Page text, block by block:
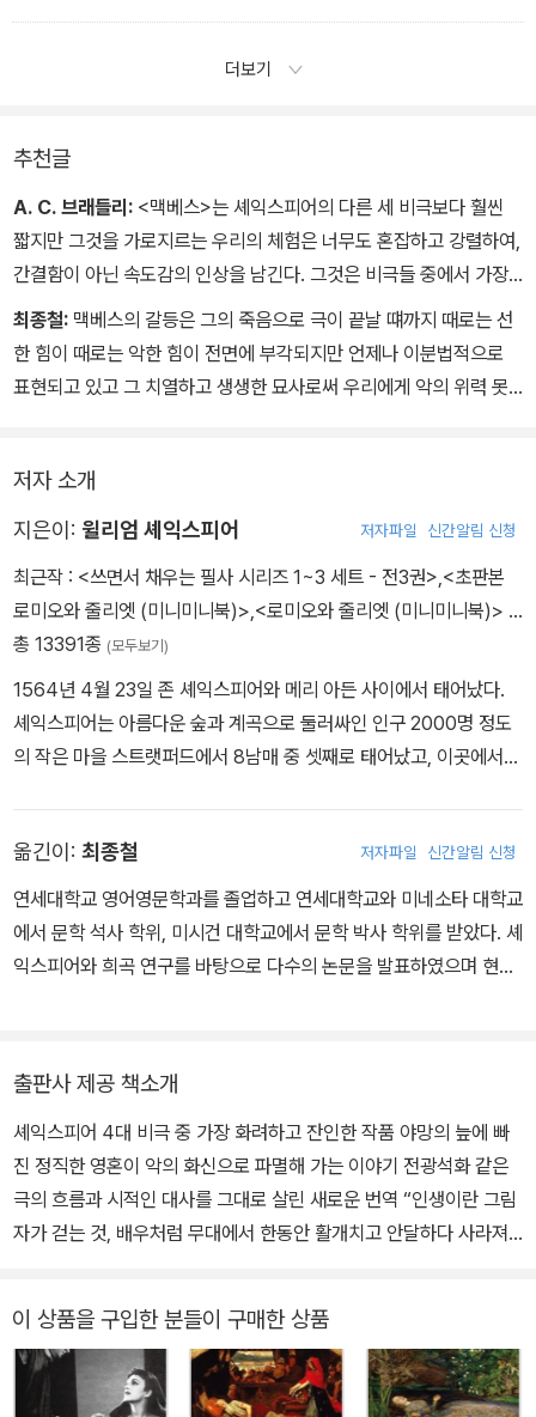
더보기
추천글
A. C. 브래들리: <맥베스>는 셰익스피어의 다른 세 비극보다 훨씬
짧지만 그것을 가로지르는 우리의 체험은 너무도 혼잡하고 강렬하여,
간결함이 아닌 속도감의 인상을 남긴다. 그것은 비극들 중에서 가장
격렬하며, 가장 응축되어 있고, 아마 가장 엄청나다고까지 말할 수 있
을 것이다. - A. C. 브래들리
최종철: 맥베스의 갈등은 그의 죽음으로 극이 끝날 떄까지 때로는 선
한 힘이 때로는 악한 힘이 전면에 부각되지만 언제나 이분법적으로
표현되고 있고 그 치열하고 생생한 묘사로써 우리에게 악의 위력 못
양심의 힘을 누르려는 과정에서 고통받는 맥베스의 고귀한 인간성이
다. - 최종철
저자 소개
지은이: 윌리엄 셰익스피어 저자파일 신간알림 신청
최근작 : <쓰면서 채우는 필사 시리즈 1~3 세트 - 전3권>,<초판본
로미오와 줄리엣 (미니미니북)>,<로미오와 줄리엣 (미니미니북)> …
총 13391종 (모두보기)
1564년 4월 23일 존 셰익스피어와 메리 아든 사이에서 태어났다.
셰익스피어는 아름다운 숲과 계곡으로 둘러싸인 인구 2000명 정도
의 작은 마을 스트랫퍼드에서 8남매 중 셋째로 태어났고, 이곳에서
리학, 수사학, 문학 등을 배웠는데, 《성경》과 더불어 오비디우스의
《변신》은 셰익스피어에게 상상력의 원천이 된다. 그리스어도 배웠지
만 그리 신통하지는 않았다. 그 때문에 동시대 극작가 벤 존슨은 “라
틴어는 신통하지 않고, 그리스어는 더 말할 것이 없다”라고 셰익스피
교육받지는 못했지만, 자연으로부터 모든 것을 배운 자연의 아들이자
천재였다. 1590년대 초반 셰익스피어가 집필한 《타이터스 앤드로니
커스》, 《헨리 6세》, 《리처드 3세》 등이 런던 무대에서 상연되었다.
특히 《헨리 6세》는 공전의 히트를 기록했다. 그에 대해 악의에 찬 비
난도 없지 않았지만, 시간이 지날수록 그의 작품은 인기를 더해 갔다.
모든 시대의 사람”이라고 칭찬했다. 1668년 존 드라이든은 셰익스피
어를 “가장 크고 포괄적인 영혼”이라고 극찬했다. 셰익스피어는 159
0년에서 1613년에 이르기까지 10편의 비극(로마극 포함), 18편의
옮긴이: 최종철 저자파일 신간알림 신청
연세대학교 영어영문학과를 졸업하고 연세대학교와 미네소타 대학교
에서 문학 석사 학위, 미시건 대학교에서 문학 박사 학위를 받았다. 셰
익스피어와 희곡 연구를 바탕으로 다수의 논문을 발표하였으며 현재
『한여름 밤의 꿈』, 『베니스의 상인』 등을 번역 출간했다.
출판사 제공 책소개
셰익스피어 4대 비극 중 가장 화려하고 잔인한 작품 야망의 늪에 빠
진 정직한 영혼이 악의 화신으로 파멸해 가는 이야기 전광석화 같은
극의 흐름과 시적인 대사를 그대로 살린 새로운 번역 “인생이란 그림
자가 걷는 것, 배우처럼 무대에서 한동안 활개치고 안달하다 사라져
판과 리버사이드 판을 비교 분석하여 완성한 번역이다. 셰익스피어를
전공한 최종철 교수가 번역을 맡았으며, 원문의 길이와 형식을 그대
로 살리기 위해 노력했다. 편집 역시 신경을 많이 썼는데, 막과 장의
이 상품을 구입한 분들이 구매한 상품